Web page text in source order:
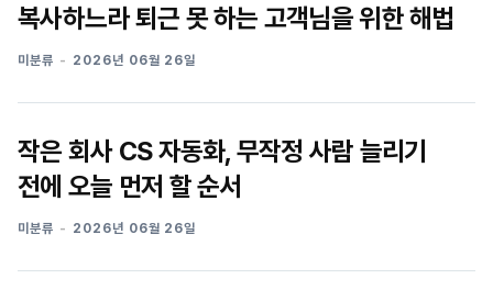
복사하느라 퇴근 못 하는 고객님을 위한 해법
미분류 2026년 06월 26일
작은 회사 CS 자동화, 무작정 사람 늘리기
전에 오늘 먼저 할 순서
미분류 2026년 06월 26일